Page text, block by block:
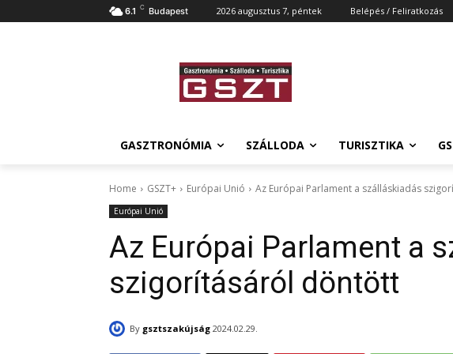
6.1 C Budapest 2026 augusztus 7, péntek Belépés / Feliratkozás
GASZTRONÓMIA SZÁLLODA TURISZTIKA
Home GSZT+ Európai Unió Az Európai Parlament a szálláskiadás
Európai Unió
Az Európai Parlament a
szigorításáról döntött
By gsztszakújság 2024.02.29.